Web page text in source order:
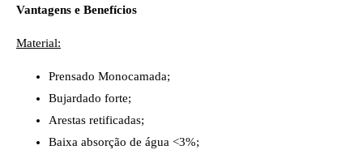
Vantagens e Benefícios
Material:
Prensado Monocamada;
Bujardado forte;
Arestas retificadas;
Baixa absorção de água <3%;